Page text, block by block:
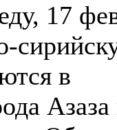
17
в
Азаза